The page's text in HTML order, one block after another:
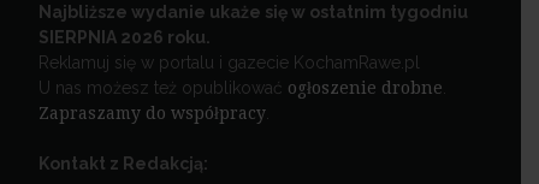
Najbliższe wydanie ukaże się w ostatnim tygodniu
SIERPNIA 2026 roku.
Reklamuj się w portalu i gazecie KochamRawe.pl
U nas możesz też opublikować ogłoszenie drobne
Zapraszamy do współpracy.
Kontakt z Redakcją: